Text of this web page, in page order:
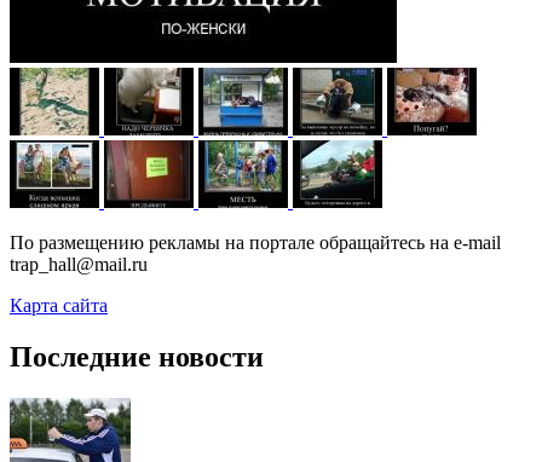
По размещению рекламы на портале обращайтесь на e-mail
trap_hall@mail.ru
Карта сайта
Последние новости